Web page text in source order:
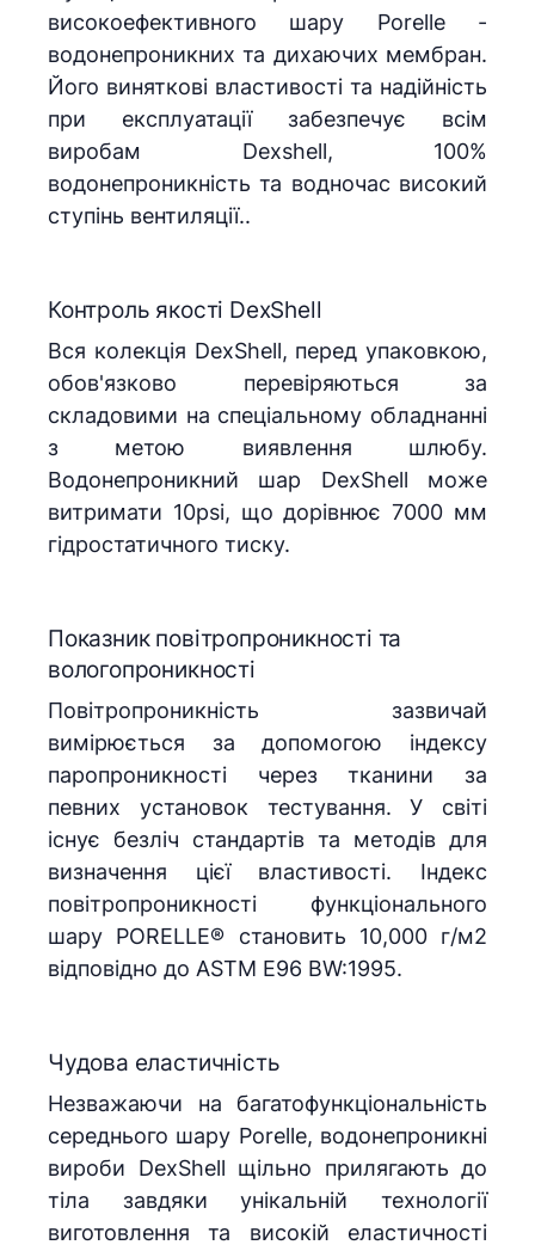
високоефективного шару Porelle -
водонепроникних та дихаючих мембран.
Його виняткові властивості та надійність
при експлуатації забезпечує всім
виробам Dexshell, 100%
водонепроникність та водночас високий
ступінь вентиляції..
Контроль якості DexShell
Вся колекція DexShell, перед упаковкою,
обов'язково перевіряються за
складовими на спеціальному обладнанні
з метою виявлення шлюбу.
Водонепроникний шар DexShell може
витримати 10psi, що дорівнює 7000 мм
гідростатичного тиску.
Показник повітропроникності та
вологопроникності
Повітропроникність зазвичай
вимірюється за допомогою індексу
паропроникності через тканини за
певних установок тестування. У світі
існує безліч стандартів та методів для
визначення цієї властивості. Індекс
повітропроникності функціонального
шару PORELLE® становить 10,000 г/м2
відповідно до ASTM E96 BW:1995.
Чудова еластичність
Незважаючи на багатофункціональність
середнього шару Porelle, водонепроникні
вироби DexShell щільно прилягають до
тіла завдяки унікальній технології
виготовлення та високій еластичності